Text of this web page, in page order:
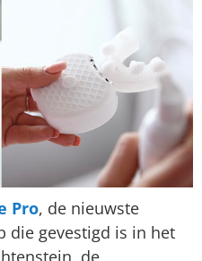
Pro, de nieuwste
die gevestigd is in het
de